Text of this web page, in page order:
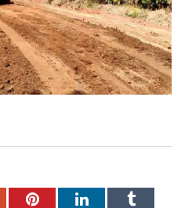
PinterestLinkedInTumblr